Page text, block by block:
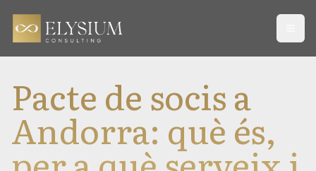
Pacte de socis a
Andorra: què és,